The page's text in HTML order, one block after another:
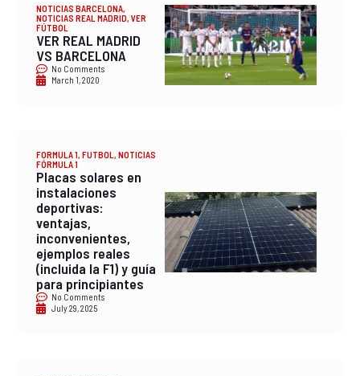
NOTICIAS BARCELONA,
NOTICIAS REAL MADRID, VER
FÚTBOL
VER REAL MADRID
VS BARCELONA
No Comments
March 1, 2020
FORMULA 1, FUTBOL, NOTICIAS
FÓRMULA 1
Placas solares en
instalaciones
deportivas:
ventajas,
inconvenientes,
ejemplos reales
(incluida la F1) y guía
para principiantes
No Comments
July 29, 2025